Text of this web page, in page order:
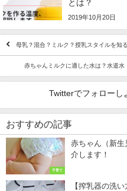
とは？
2019年10月20日
母乳？混合？ミルク？授乳スタイルを知
赤ちゃんミルクに適した水は？水道水
Twitterでフォローし
おすすめの記事
子育て
赤ちゃん（新生
介します！
【搾乳器の洗